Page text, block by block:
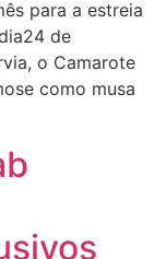
para a estreia
de
o Camarote
como musa